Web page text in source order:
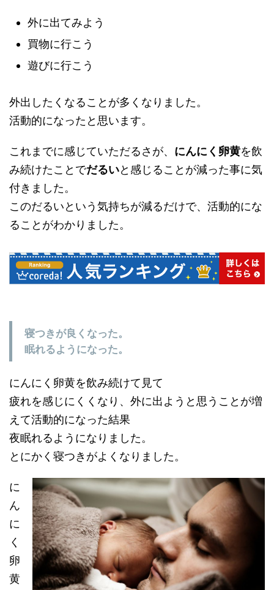
外に出てみよう
買物に行こう
遊びに行こう
外出したくなることが多くなりました。
活動的になったと思います。
これまでに感じていただるさが、 にんにく卵黄を飲
み続けたことでだるいと感じることが減った事に気
付きました。
このだるいという気持ちが減るだけで、活動的にな
ることがわかりました。
寝つきが良くなった。
眠れるようになった。
にんにく卵黄を飲み続けて見て
疲れを感じにくくなり、外に出ようと思うことが増
えて活動的になった結果
夜眠れるようになりました。
とにかく寝つきがよくなりました。
に
ん
に
く
卵
黄